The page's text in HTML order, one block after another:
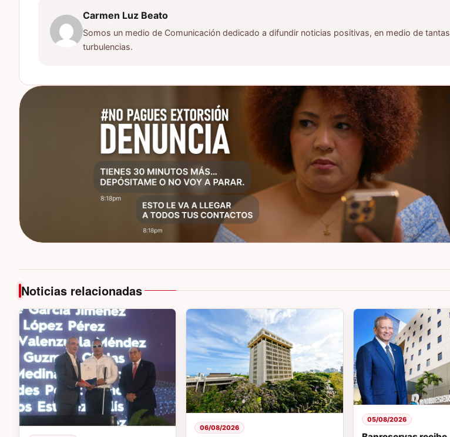
Carmen Luz Beato
Somos un medio de Comunicación dedicado a difundir noticias positivas, en medio de tantas
turbulencias.
Noticias relacionadas
06/08/2026
05/08/2026